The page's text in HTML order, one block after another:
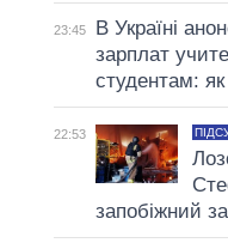
23:45
В Україні
зарплат
студентам:
22:53
запобіжний